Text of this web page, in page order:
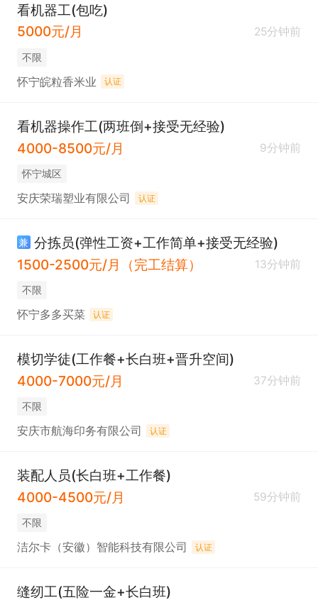
看机器工(包吃)
5000元/月
25分钟前
不限
怀宁皖粒香米业 认证
看机器操作工(两班倒+接受无经验)
4000-8500元/月
9分钟前
怀宁城区
安庆荣瑞塑业有限公司 认证
兼 分拣员(弹性工资+工作简单+接受无经验)
1500-2500元/月（完工结算）
13分钟前
不限
怀宁多多买菜 认证
模切学徒(工作餐+长白班+晋升空间)
4000-7000元/月
37分钟前
不限
安庆市航海印务有限公司 认证
装配人员(长白班+工作餐)
4000-4500元/月
59分钟前
不限
洁尔卡（安徽）智能科技有限公司 认证
缝纫工(五险一金+长白班)